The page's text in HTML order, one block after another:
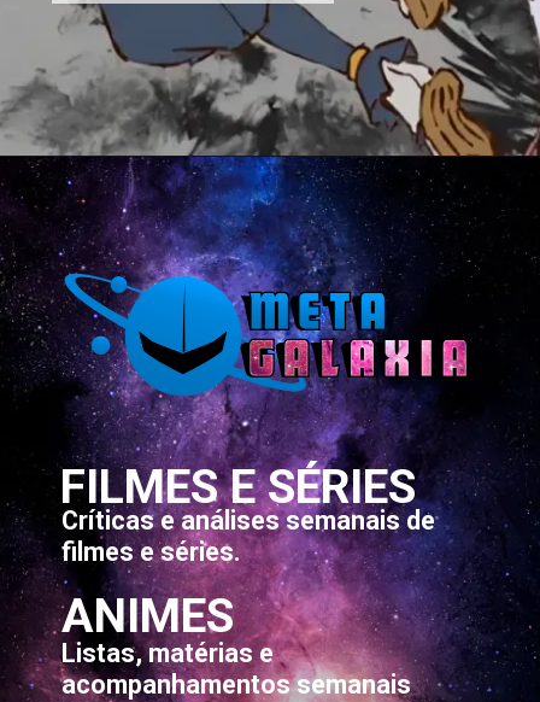
Opening https://metagalaxia.com.br/anime-e-manga/quando-e-onde-assistir-ao-episodio-8-de-the-elusive-samurai/
FILMES E SÉRIES
Críticas e análises semanais de
filmes e séries.
ANIMES
Listas, matérias e
acompanhamentos semanais